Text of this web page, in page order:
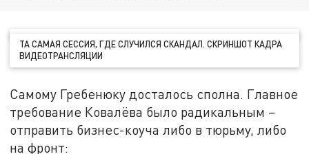
ТА САМАЯ СЕССИЯ, ГДЕ СЛУЧИЛСЯ СКАНДАЛ. СКРИНШОТ КАДРА
ВИДЕОТРАНСЛЯЦИИ
Самому Гребенюку досталось сполна. Главное
требование Ковалёва было радикальным –
отправить бизнес-коуча либо в тюрьму, либо
на фронт: